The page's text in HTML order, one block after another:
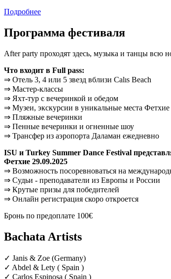
Подробнее
Программа фестиваля
After party проходят здесь, музыка и танцы всю
Что входит в Full pass:
⇒ Отель 3, 4 или 5 звезд вблизи Calıs Beach
⇒ Мастер-классы
⇒ Яхт-тур с вечеринкой и обедом
⇒ Музеи, экскурсии в уникальные места Фетхие
⇒ Пляжные вечеринки
⇒ Пенные вечеринки и огненные шоу
⇒ Трансфер из аэропорта Даламан ежедневно
ISU и Turkey Summer Dance Festival
Фетхие 29.09.2025
⇒ Возможность посоревноваться на
⇒ Судьи - преподаватели из Европы и России
⇒ Крутые призы для победителей
⇒ Онлайн регистрация скоро откроется
Бронь по предоплате 100€
Bachata Artists
✓ Janis & Zoe (Germany)
✓ Abdel & Lety ( Spain )
✓ Carlos Espinosa ( Spain )